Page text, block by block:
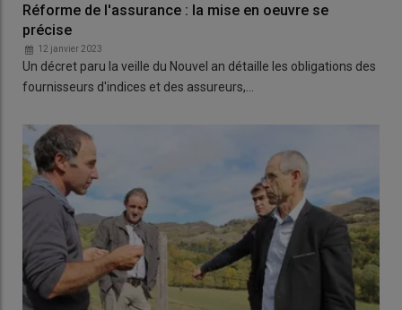
Réforme de l'assurance : la mise en oeuvre se
précise
12 janvier 2023
Un décret paru la veille du Nouvel an détaille les obligations des
fournisseurs d'indices et des assureurs,…